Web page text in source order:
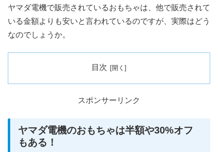
ヤマダ電機で販売されているおもちゃは、他で販売されて
いる金額よりも安いと言われているのですが、実際はどう
なのでしょうか。
目次
スポンサーリンク
ヤマダ電機のおもちゃは半額や30%オフ
もある！